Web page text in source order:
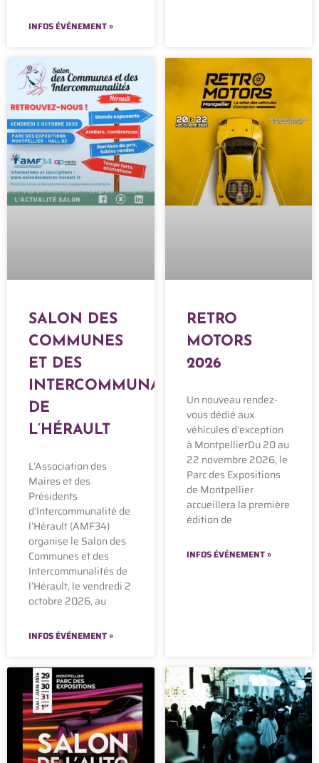
INFOS ÉVÉNEMENT »
SALON DES
COMMUNES
ET DES
INTERCOMMUNALITÉS
DE
L’HÉRAULT
L’Association des
Maires et des
Présidents
d’Intercommunalité de
l’Hérault (AMF34)
organise le Salon des
Communes et des
Intercommunalités de
l’Hérault, le vendredi 2
octobre 2026, au
INFOS ÉVÉNEMENT »
RETRO
MOTORS
2026
Un nouveau rendez-
vous dédié aux
véhicules d’exception
à MontpellierDu 20 au
22 novembre 2026, le
Parc des Expositions
de Montpellier
accueillera la première
édition de
INFOS ÉVÉNEMENT »